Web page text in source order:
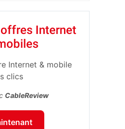
Internet
Internet & mobile
clics
CableReview